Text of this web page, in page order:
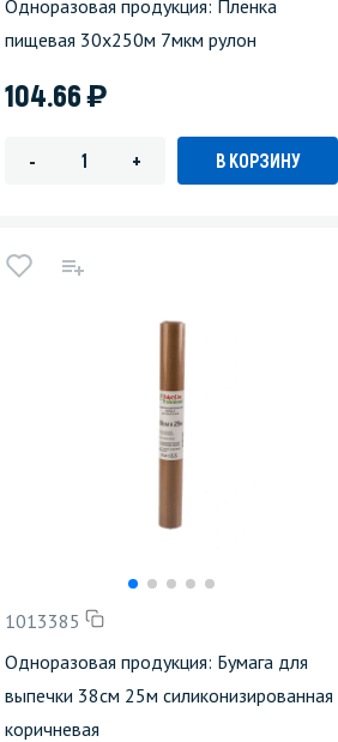
Одноразовая продукция: Пленка
пищевая 30х250м 7мкм рулон
104.66)
- + В КОРЗИНУ
1013385
Одноразовая продукция: Бумага для
выпечки 38см 25м силиконизированная
коричневая